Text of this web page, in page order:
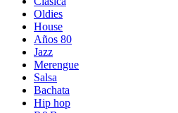
Oldies
House
Años 80
Jazz
Merengue
Salsa
Bachata
Hip hop